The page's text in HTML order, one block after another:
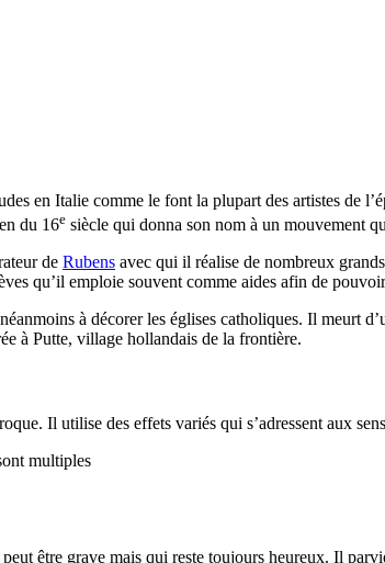
en Italie comme le font la plupart des artistes de
du 16e siècle qui donna son nom à un mouvement
de Rubens avec qui il réalise de nombreux
qu’il emploie souvent comme aides afin de
à décorer les églises catholiques. Il meurt
à Putte, village hollandais de la frontière.
Il utilise des effets variés qui s’adressent aux
multiples
être grave mais qui reste toujours heureux. Il